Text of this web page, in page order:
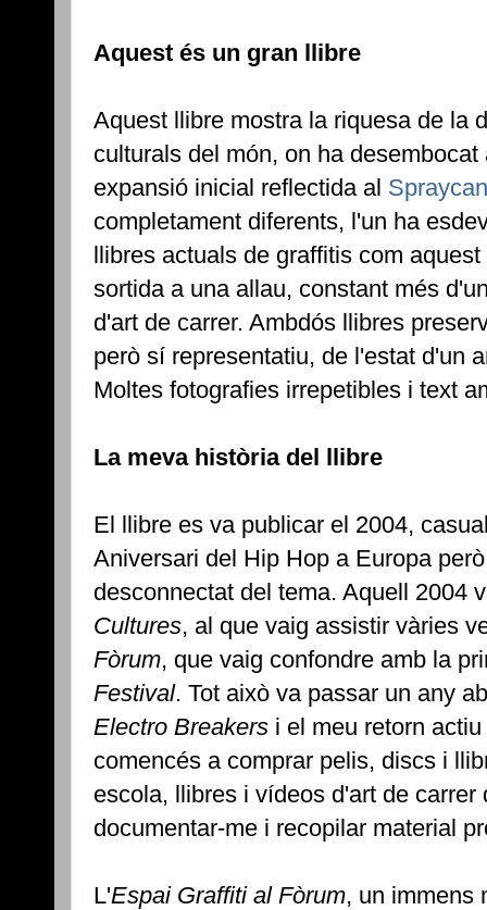
Aquest és un gran llibre
Aquest llibre mostra la riquesa de la
culturals del món, on ha
expansió inicial reflectida al
completament diferents, l'un ha
llibres actuals de graffitis com
sortida a una allau, constant més
d'art de carrer. Ambdós llibres
però sí representatiu, de l'estat d'un
Moltes fotografies irrepetibles i text
La meva història del llibre
El llibre es va publicar el 2004,
Aniversari del Hip Hop a Europa
desconnectat del tema. Aquell 2004
Cultures, al que vaig assistir vàries
Fòrum, que vaig confondre amb la
Festival. Tot això va passar un any
Electro Breakers i el meu retorn
comencés a comprar pelis, discs i
escola, llibres i vídeos d'art de carrer
documentar-me i recopilar material
L'Espai Graffiti al Fòrum, un immens